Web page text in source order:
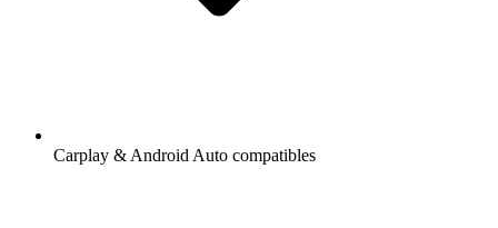
Carplay & Android Auto compatibles